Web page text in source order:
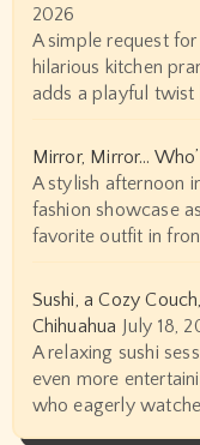
2026
A simple request
hilarious kitchen
adds a playful twist
Mirror, Mirror…
A stylish afternoon
fashion showcase
favorite outfit in
Sushi, a Cozy
Chihuahua July 18,
A relaxing sushi
even more
who eagerly